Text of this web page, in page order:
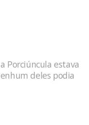
Porciúncula estava
deles podia